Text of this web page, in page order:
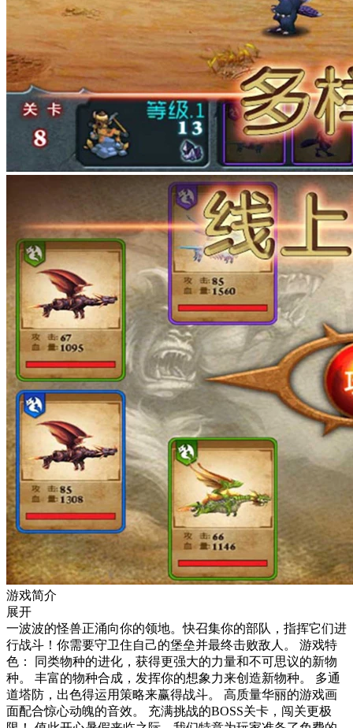
游戏简介
展开
一波波的怪兽正涌向你的领地。快召集你的部队，指挥它们进
行战斗！你需要守卫住自己的堡垒并最终击败敌人。 游戏特
色： 同类物种的进化，获得更强大的力量和不可思议的新物
种。 丰富的物种合成，发挥你的想象力来创造新物种。 多通
道塔防，出色得运用策略来赢得战斗。 高质量华丽的游戏画
面配合惊心动魄的音效。 充满挑战的BOSS关卡，闯关更极